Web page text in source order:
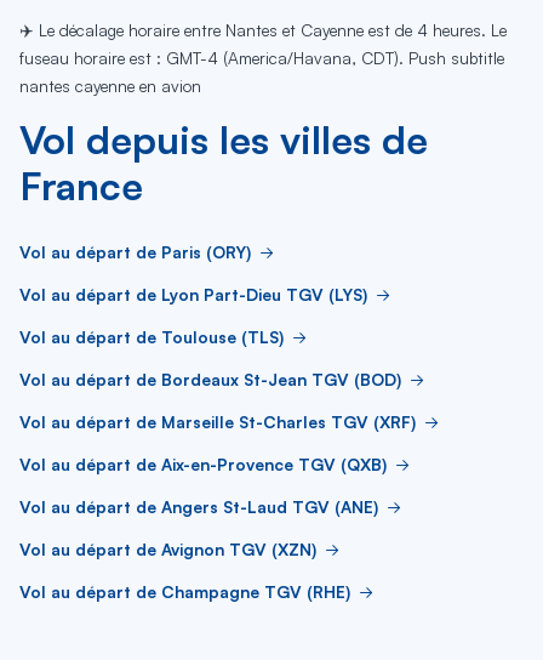
✈️ Le décalage horaire entre Nantes et Cayenne est de 4 heures. Le
fuseau horaire est : GMT-4 (America/Havana, CDT). Push subtitle
nantes cayenne en avion
Vol depuis les villes de
France
Vol au départ de Paris (ORY)
Vol au départ de Lyon Part-Dieu TGV (LYS)
Vol au départ de Toulouse (TLS)
Vol au départ de Bordeaux St-Jean TGV (BOD)
Vol au départ de Marseille St-Charles TGV (XRF)
Vol au départ de Aix-en-Provence TGV (QXB)
Vol au départ de Angers St-Laud TGV (ANE)
Vol au départ de Avignon TGV (XZN)
Vol au départ de Champagne TGV (RHE)